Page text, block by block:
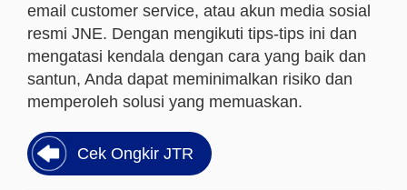
email customer service, atau akun media sosial
resmi JNE. Dengan mengikuti tips-tips ini dan
mengatasi kendala dengan cara yang baik dan
santun, Anda dapat meminimalkan risiko dan
memperoleh solusi yang memuaskan.
Cek Ongkir JTR